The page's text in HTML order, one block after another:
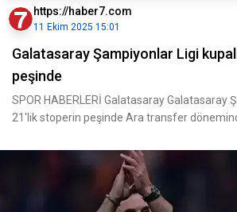
https://haber7.com
11 Ekim 2025 15:01
Galatasaray Şampiyonlar Ligi
peşinde
SPOR HABERLERİ Galatasaray Galatasaray
21'lik stoperin peşinde Ara transfer